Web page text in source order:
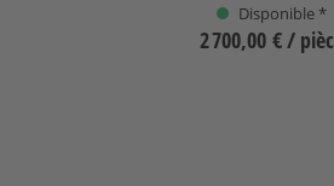
Disponible *
2 700,00 €/